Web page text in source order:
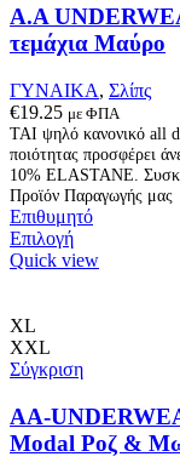
στη
σελίδα
του
προϊόντος
A.A
τεμάχια Μαύρο
ΓΥΝΑΙΚΑ, Σλίπς
€19.25 με ΦΠΑ
ΤΑΙ ψηλό κανονικό all
ποιότητας προσφέρει
10% ELASTANE.
Προϊόν Παραγωγής μας
Επιθυμητό
ΕπιλογήΑυτό
το
Οι
μπορούν
να
επιλεγούν
Quick view
XL
XXL
Σύγκριση
AA-
Modal Ροζ &